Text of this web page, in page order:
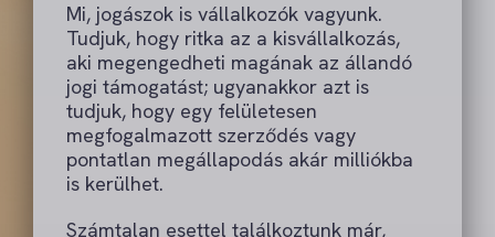
Mi, jogászok is vállalkozók vagyunk.
Tudjuk, hogy ritka az a kisvállalkozás,
aki megengedheti magának az állandó
jogi támogatást; ugyanakkor azt is
tudjuk, hogy egy felületesen
megfogalmazott szerződés vagy
pontatlan megállapodás akár milliókba
is kerülhet.
Számtalan esettel találkoztunk már,